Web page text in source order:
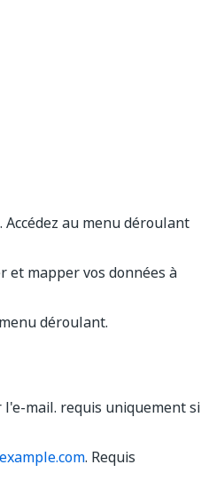
au menu déroulant
et mapper vos données à
déroulant.
mail. requis uniquement si
. Requis